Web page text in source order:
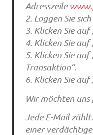
Adresszeile
2. Loggen Sie
3. Klicken Sie auf
4. Klicken Sie
5. Klicken Sie
Transaktion“.
6. Klicken Sie
Wir möchten
Jede E-Mail
einer